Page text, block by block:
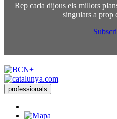
Rep cada dijous els millors
singulars a prop
professionals